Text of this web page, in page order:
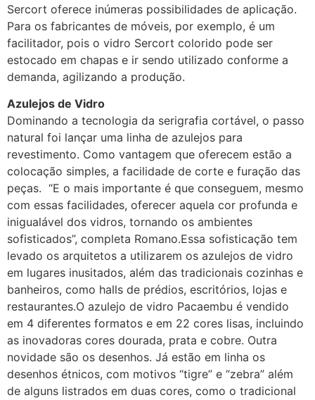
Sercort oferece inúmeras possibilidades de aplicação.
Para os fabricantes de móveis, por exemplo, é um
facilitador, pois o vidro Sercort colorido pode ser
estocado em chapas e ir sendo utilizado conforme a
demanda, agilizando a produção.
Azulejos de Vidro
Dominando a tecnologia da serigrafia cortável, o passo
natural foi lançar uma linha de azulejos para
revestimento. Como vantagem que oferecem estão a
colocação simples, a facilidade de corte e furação das
peças. “E o mais importante é que conseguem, mesmo
com essas facilidades, oferecer aquela cor profunda e
inigualável dos vidros, tornando os ambientes
sofisticados”, completa Romano.Essa sofisticação tem
levado os arquitetos a utilizarem os azulejos de vidro
em lugares inusitados, além das tradicionais cozinhas e
banheiros, como halls de prédios, escritórios, lojas e
restaurantes.O azulejo de vidro Pacaembu é vendido
em 4 diferentes formatos e em 22 cores lisas, incluindo
as inovadoras cores dourada, prata e cobre. Outra
novidade são os desenhos. Já estão em linha os
desenhos étnicos, com motivos “tigre” e “zebra” além
de alguns listrados em duas cores, como o tradicional